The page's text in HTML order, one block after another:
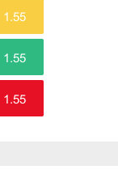
1.55
1.55
1.55